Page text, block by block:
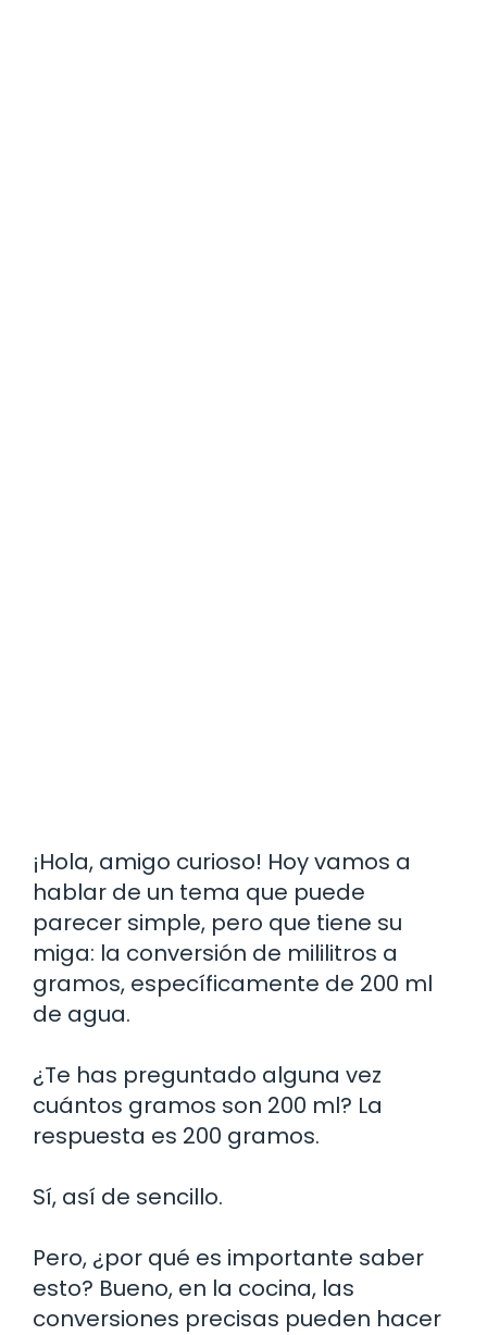
¡Hola, amigo curioso! Hoy vamos a
hablar de un tema que puede
parecer simple, pero que tiene su
miga: la conversión de mililitros a
gramos, específicamente de 200 ml
de agua.
¿Te has preguntado alguna vez
cuántos gramos son 200 ml? La
respuesta es 200 gramos.
Sí, así de sencillo.
Pero, ¿por qué es importante saber
esto? Bueno, en la cocina, las
conversiones precisas pueden hacer